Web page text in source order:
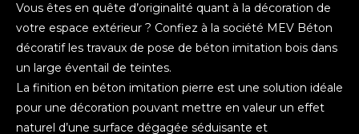
Vous êtes en quête d’originalité quant à la décoration de
votre espace extérieur ? Confiez à la société MEV Béton
décoratif les travaux de pose de béton imitation bois dans
un large éventail de teintes.
La finition en béton imitation pierre est une solution idéale
pour une décoration pouvant mettre en valeur un effet
naturel d’une surface dégagée séduisante et